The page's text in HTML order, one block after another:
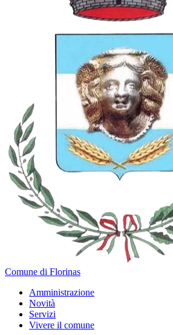
Comune di Florinas
Amministrazione
Novità
Servizi
Vivere il comune